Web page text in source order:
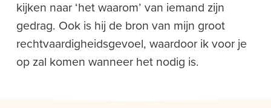
kijken naar ‘het waarom’ van iemand zijn
gedrag. Ook is hij de bron van mijn groot
rechtvaardigheidsgevoel, waardoor ik voor je
op zal komen wanneer het nodig is.